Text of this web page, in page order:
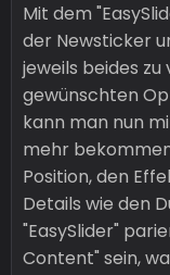
Mit dem
der Newsticker
jeweils beides
gewünschten
kann man nun
mehr
Position, den
Details wie den
"EasySlider"
Content" sein,